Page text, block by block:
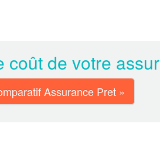
coût de votre
Assurance Pret »